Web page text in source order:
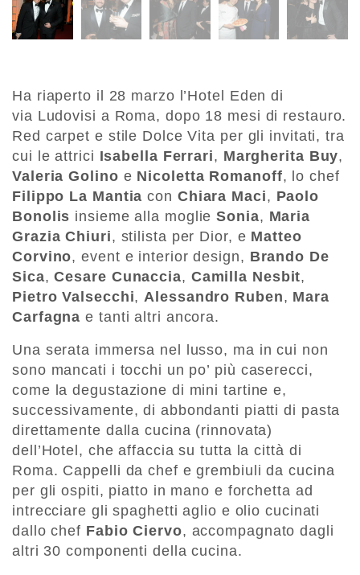
Ha riaperto il 28 marzo l’Hotel Eden di
via Ludovisi a Roma, dopo 18 mesi di restauro.
Red carpet e stile Dolce Vita per gli invitati, tra
cui le attrici Isabella Ferrari, Margherita Buy,
Valeria Golino e Nicoletta Romanoff, lo chef
Filippo La Mantia con Chiara Maci, Paolo
Bonolis insieme alla moglieSonia, Maria
Grazia Chiuri, stilista per Dior, e Matteo
Corvino, event e interior design, Brando De
Sica,Cesare Cunaccia, Camilla Nesbit,
Pietro Valsecchi,Alessandro Ruben, Mara
Carfagna e tanti altri ancora.
Una serata immersa nel lusso, ma in cui non
sono mancati i tocchi un po’ più caserecci,
come la degustazione di mini tartine e,
successivamente, di abbondanti piatti di pasta
direttamente dalla cucina (rinnovata)
dell’Hotel, che affaccia su tutta la città di
Roma. Cappelli da chef e grembiuli da cucina
per gli ospiti, piatto in mano e forchetta ad
intrecciare gli spaghetti aglio e olio cucinati
dallo chef Fabio Ciervo, accompagnato dagli
altri 30 componenti della cucina.